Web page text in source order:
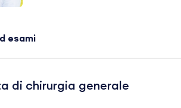
esami
di chirurgia generale